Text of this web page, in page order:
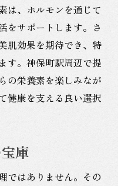
は、ホルモンを通じて
をサポートします。さ
肌効果を期待でき、特
す。神保町駅周辺で提
の栄養素を楽しみなが
健康を支える良い選択
庫
ではありません。その